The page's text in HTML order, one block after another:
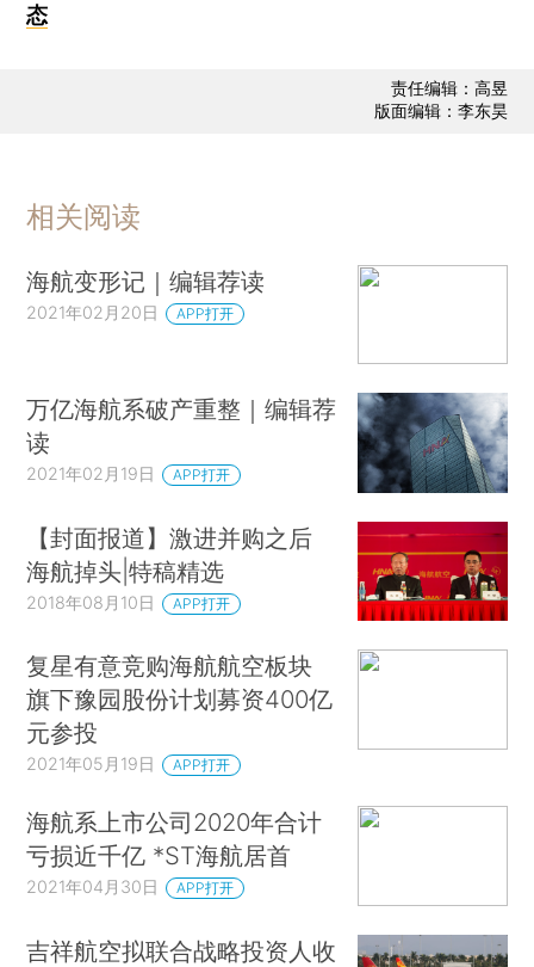
态
责任编辑：高昱
版面编辑：李东昊
相关阅读
海航变形记｜编辑荐读
2021年02月20日 APP打开
万亿海航系破产重整｜编辑荐
读
2021年02月19日 APP打开
【封面报道】激进并购之后
海航掉头|特稿精选
2018年08月10日 APP打开
复星有意竞购海航航空板块
旗下豫园股份计划募资400亿
元参投
2021年05月19日 APP打开
海航系上市公司2020年合计
亏损近千亿 *ST海航居首
2021年04月30日 APP打开
吉祥航空拟联合战略投资人收